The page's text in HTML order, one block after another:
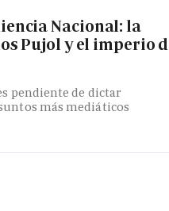
Nacional: la
Pujol y el imperio
pendiente de dictar
más mediáticos